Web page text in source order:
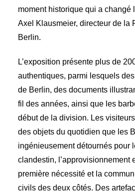
moment historique qui a changé
Axel Klausmeier, directeur de la
Berlin.
L’exposition présente plus de
authentiques, parmi lesquels
de Berlin, des documents
fil des années, ainsi que les
début de la division. Les
des objets du quotidien que les
ingénieusement détournés pour
clandestin, l’approvisionnement
première nécessité et la
civils des deux côtés. Des